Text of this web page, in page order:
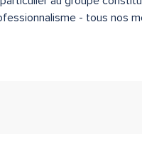
- tous nos